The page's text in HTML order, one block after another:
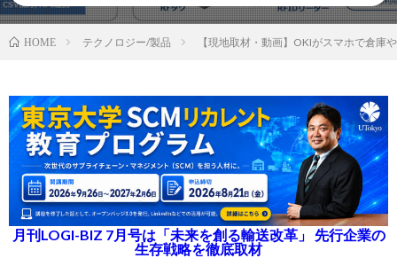
HOME テクノロジー/製品 【現地取材・動画】OKIがスマホで倉
月刊LOGI-BIZ 7月号は「未来を創る輸送改革」 先行企業の
生存戦略を徹底取材